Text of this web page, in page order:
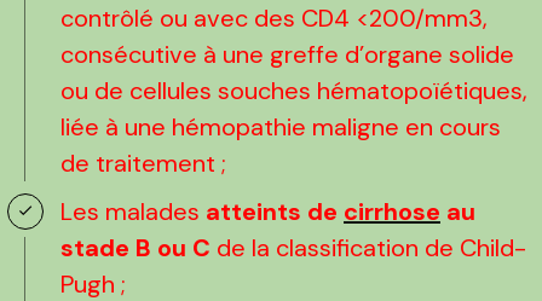
contrôlé ou avec des CD4 <200/mm3,
consécutive à une greffe d’organe solide
ou de cellules souches hématopoïétiques,
liée à une hémopathie maligne en cours
de traitement ;
Les malades atteints de cirrhose au
stade B ou C de la classification de Child-
Pugh ;